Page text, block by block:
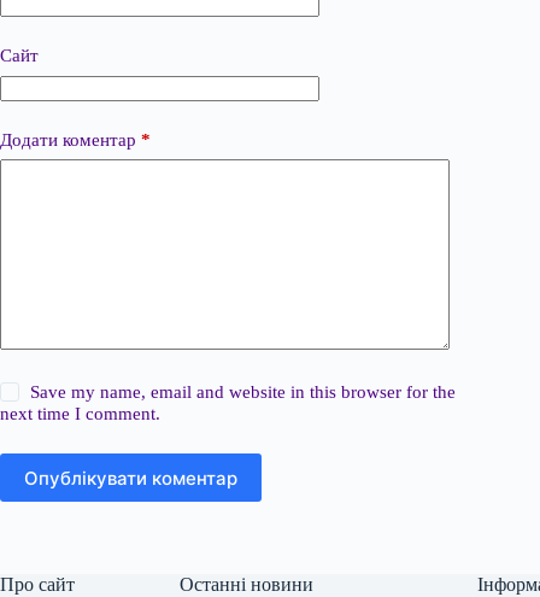
Сайт
Додати коментар *
Save my name, email and website in this browser for the
next time I comment.
Опублікувати коментар
Про сайт Останні новини